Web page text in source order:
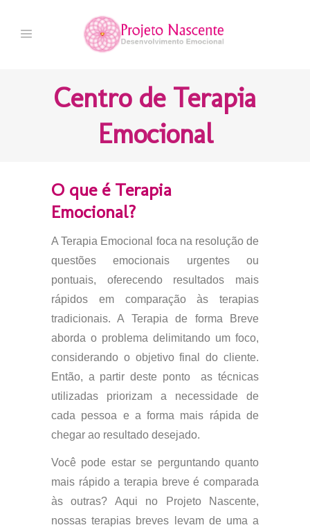
Centro de Terapia
Emocional
O que é Terapia
Emocional?
A Terapia Emocional foca na resolução de
questões emocionais urgentes ou
pontuais, oferecendo resultados mais
rápidos em comparação às terapias
tradicionais. A Terapia de forma Breve
aborda o problema delimitando um foco,
considerando o objetivo final do cliente.
Então, a partir deste ponto as técnicas
utilizadas priorizam a necessidade de
cada pessoa e a forma mais rápida de
chegar ao resultado desejado.
Você pode estar se perguntando quanto
mais rápido a terapia breve é comparada
às outras? Aqui no Projeto Nascente,
nossas terapias breves levam de uma a